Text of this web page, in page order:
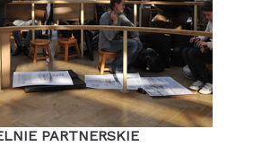
PARTNERSKIE